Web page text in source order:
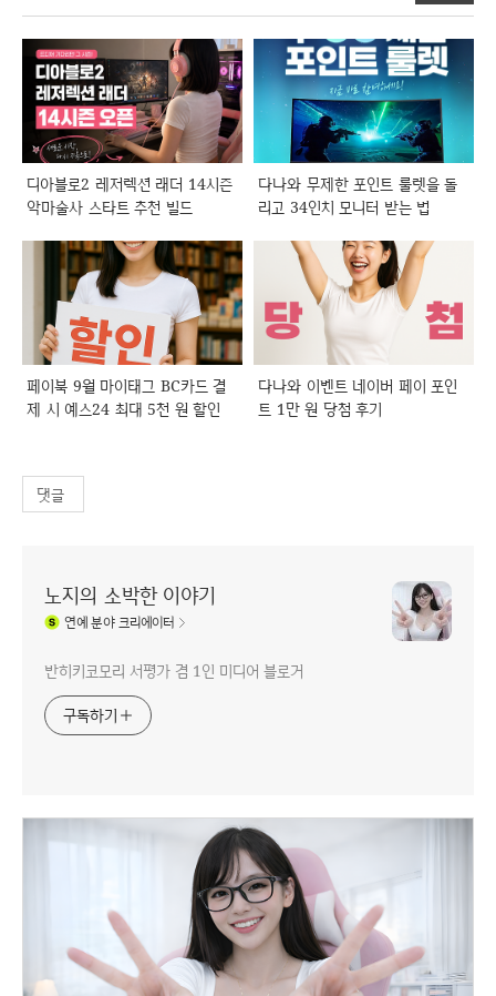
디아블로2 레저렉션 래더 14시즌
악마술사 스타트 추천 빌드
다나와 무제한 포인트 룰렛을 돌
리고 34인치 모니터 받는 법
페이북 9월 마이태그 BC카드 결
제 시 예스24 최대 5천 원 할인
다나와 이벤트 네이버 페이 포인
트 1만 원 당첨 후기
댓글
노지의 소박한 이야기
연예분야 크리에이터
반히키코모리 서평가 겸 1인 미디어 블로거
구독하기